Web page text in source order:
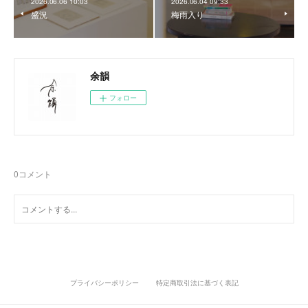
盛況 梅雨入り
余韻
フォロー
0コメント
プライバシーポリシー 特定商取引法に基づく表記